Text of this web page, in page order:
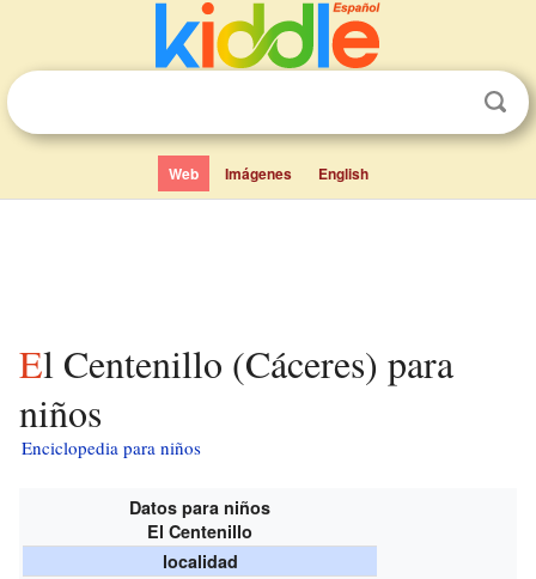
Web Imágenes English
El Centenillo (Cáceres) para
niños
Enciclopedia para niños
Datos para niños
El Centenillo
localidad